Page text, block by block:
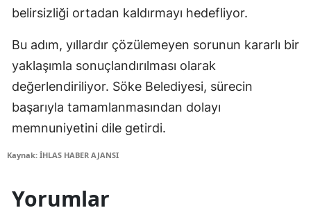
belirsizliği ortadan kaldırmayı hedefliyor.
Bu adım, yıllardır çözülemeyen sorunun kararlı bir
yaklaşımla sonuçlandırılması olarak
değerlendiriliyor. Söke Belediyesi, sürecin
başarıyla tamamlanmasından dolayı
memnuniyetini dile getirdi.
Kaynak: İHLAS HABER AJANSI
Yorumlar